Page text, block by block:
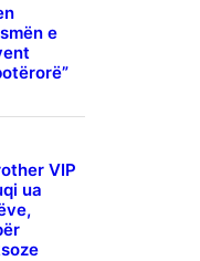
e
VIP
ua